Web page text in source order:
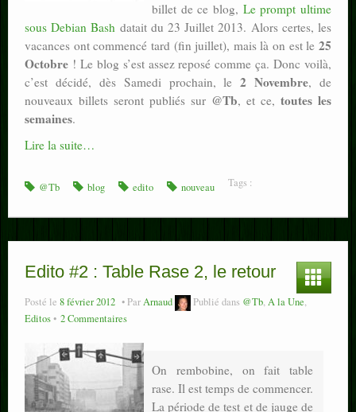
billet de ce blog, Le prompt ultime
sous Debian Bash datait du 23 Juillet 2013. Alors certes, les
vacances ont commencé tard (fin juillet), mais là on est le 25
Octobre ! Le blog s’est assez reposé comme ça. Donc voilà,
c’est décidé, dès Samedi prochain, le2 Novembre, de
nouveaux billets seront publiés sur @Tb, et ce, toutes les
semaines.
Lire la suite…
Tags :
@Tb blog edito nouveau
Edito #2 : Table Rase 2, le retour
Posté le 8 février 2012 ParArnaud Publié dans @Tb,A la Une,
Editos
2 Commentaires
On rembobine, on fait table
rase. Il est temps de commencer.
La période de test et de jauge de